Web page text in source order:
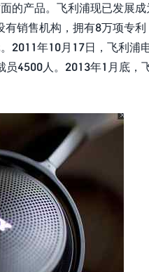
的产品。飞利浦现已发展成
销售机构，拥有8万项专
2011年10月17日，飞利浦
4500人。2013年1月底，